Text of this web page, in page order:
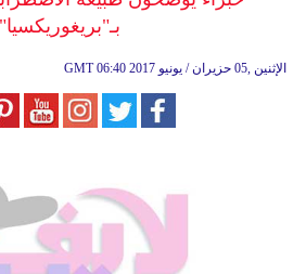
بـ"بريغوريكسيا"
GMT 06:40 2017 الإثنين ,05 حزيران / يونيو